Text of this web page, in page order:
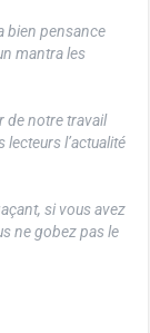
bien pensance
mantra les
de notre travail
l’actualité
si vous avez
ne gobez pas le